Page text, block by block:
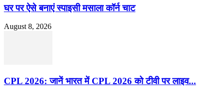
घर पर ऐसे बनाएं स्पाइसी मसाला कॉर्न चाट
August 8, 2026
CPL 2026: जानें भारत में CPL 2026 को टीवी पर लाइव...